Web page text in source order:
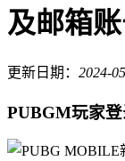
及邮箱
更新日期： 2024-
PUBGM玩家